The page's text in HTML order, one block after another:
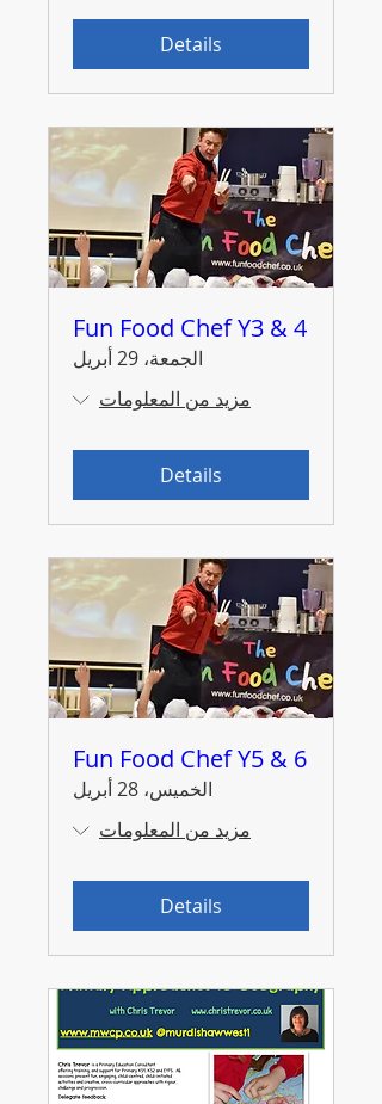
Details
Fun Food Chef Y3 & 4
الجمعة، 29 أبريل
مزيد من المعلومات
Details
Fun Food Chef Y5 & 6
الخميس، 28 أبريل
مزيد من المعلومات
Details